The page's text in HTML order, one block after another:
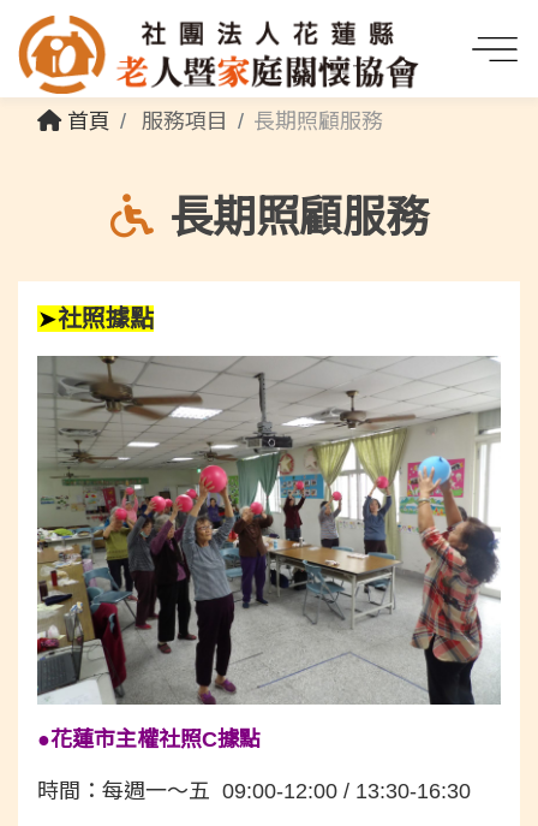
首頁 服務項目 長期照顧服務
長期照顧服務
➤社照據點
●花蓮市主權社照C據點
時間：每週一～五 09:00-12:00 / 13:30-16:30